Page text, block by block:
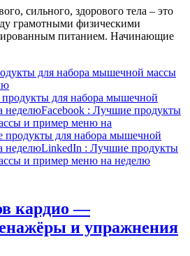
сильного, здорового тела – это
грамотными физическими
питанием. Начинающие
для набора мышечной массы
для набора мышечной
неделюFacebook : Лучшие продукты
и пример меню на
продукты для набора мышечной
неделюLinkedIn : Лучшие продукты
и пример меню на неделю
кардио —
и упражнения